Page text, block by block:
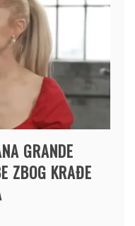
GRANDE
ZBOG KRAĐE